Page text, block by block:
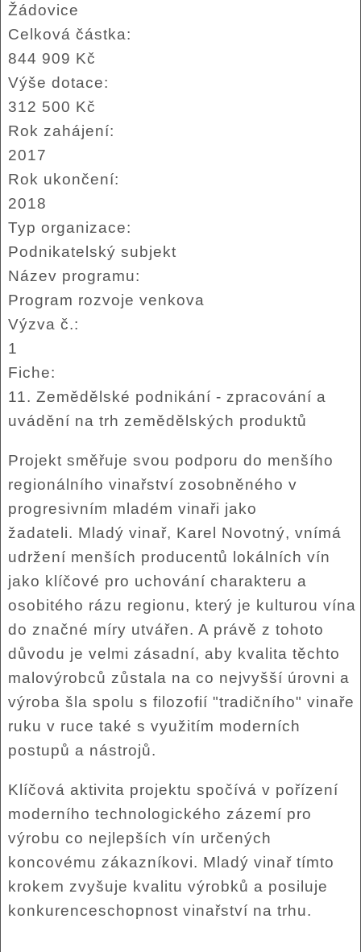
Žádovice
Celková částka:
844 909 Kč
Výše dotace:
312 500 Kč
Rok zahájení:
2017
Rok ukončení:
2018
Typ organizace:
Podnikatelský subjekt
Název programu:
Program rozvoje venkova
Výzva č.:
1
Fiche:
11. Zemědělské podnikání - zpracování a
uvádění na trh zemědělských produktů
Projekt směřuje svou podporu do menšího
regionálního vinařství zosobněného v
progresivním mladém vinaři jako
žadateli. Mladý vinař, Karel Novotný, vnímá
udržení menších producentů lokálních vín
jako klíčové pro uchování charakteru a
osobitého rázu regionu, který je kulturou vína
do značné míry utvářen. A právě z tohoto
důvodu je velmi zásadní, aby kvalita těchto
malovýrobců zůstala na co nejvyšší úrovni a
výroba šla spolu s filozofií "tradičního" vinaře
ruku v ruce také s využitím moderních
postupů a nástrojů.
Klíčová aktivita projektu spočívá v pořízení
moderního technologického zázemí pro
výrobu co nejlepších vín určených
koncovému zákazníkovi. Mladý vinař tímto
krokem zvyšuje kvalitu výrobků a posiluje
konkurenceschopnost vinařství na trhu.